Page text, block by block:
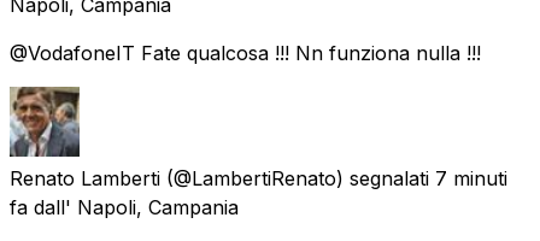
@VodafoneIT Fate qualcosa !!! Nn funziona nulla !!!
Renato Lamberti (@LambertiRenato) segnalati 7 minuti
fa dall' Napoli, Campania